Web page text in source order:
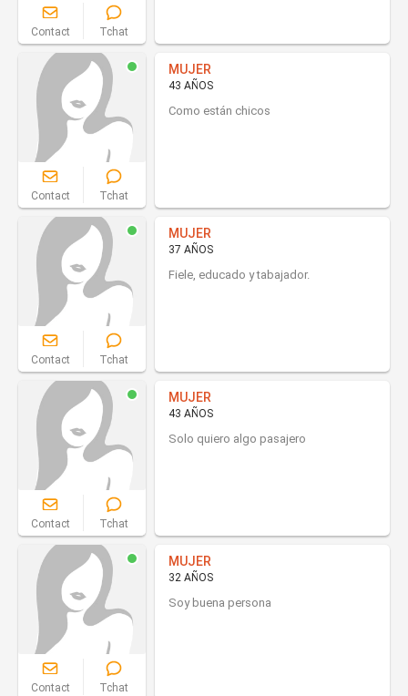
Contact Tchat
Contact Tchat
MUJER
43 AÑOS
Como están chicos
Contact Tchat
MUJER
37 AÑOS
Fiele, educado y tabajador.
Contact Tchat
MUJER
43 AÑOS
Solo quiero algo pasajero
Contact Tchat
MUJER
32 AÑOS
Soy buena persona